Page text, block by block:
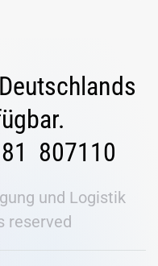
807110
und Logistik
reserved